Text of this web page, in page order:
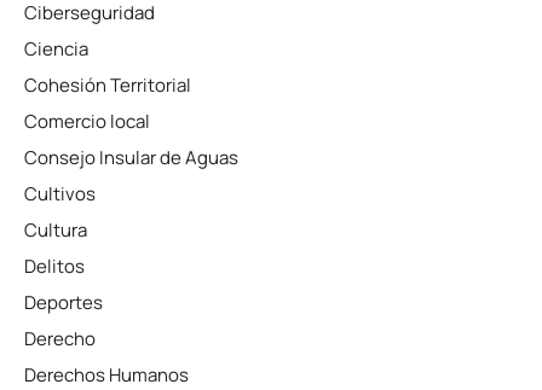
Ciberseguridad
Ciencia
Cohesión Territorial
Comercio local
Consejo Insular de Aguas
Cultivos
Cultura
Delitos
Deportes
Derecho
Derechos Humanos